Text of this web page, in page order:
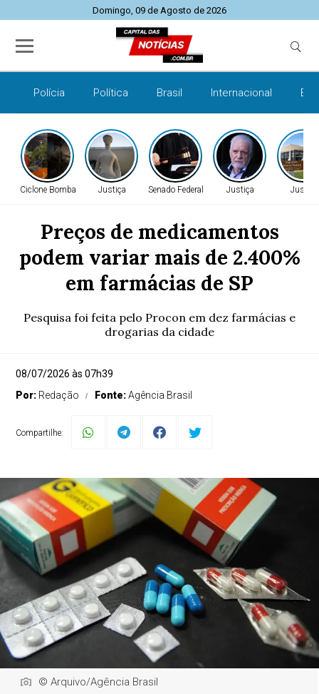
Domingo, 09 de Agosto de 2026
Polícia Política Brasil Internacional
Ciclone Bomba Justiça Senado Federal Justiça Justiça
Preços de medicamentos
podem variar mais de 2.400%
em farmácias de SP
Pesquisa foi feita pelo Procon em dez farmácias e
drogarias da cidade
08/07/2026 às 07h39
Por: Redação Fonte:Agência Brasil
Compartilhe:
© Arquivo/Agência Brasil